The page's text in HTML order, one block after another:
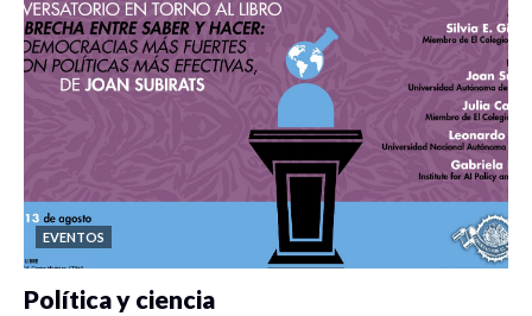
EVENTOS
Política y ciencia